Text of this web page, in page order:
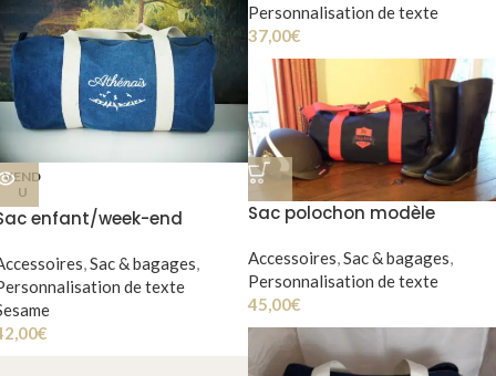
Personnalisation de texte
37,00€
VEND
U
enfant/week-end
,Sac & bagages,
de texte
€
Sac polochon modèle
Accessoires Sac & bagages
Personnalisation de texte
45,00€